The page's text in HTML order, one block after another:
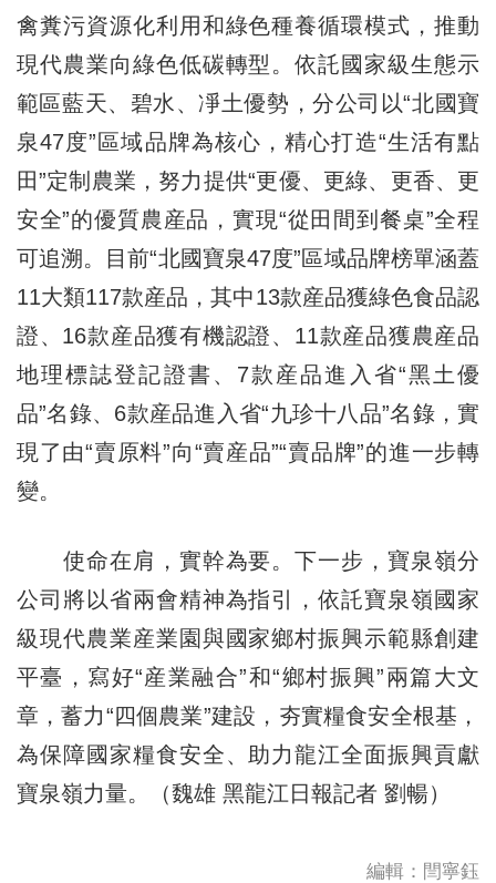
禽糞污資源化利用和綠色種養循環模式，推動
現代農業向綠色低碳轉型。依託國家級生態示
範區藍天、碧水、凈土優勢，分公司以“北國寶
泉47度”區域品牌為核心，精心打造“生活有點
田”定制農業，努力提供“更優、更綠、更香、更
安全”的優質農産品，實現“從田間到餐桌”全程
可追溯。目前“北國寶泉47度”區域品牌榜單涵蓋
11大類117款産品，其中13款産品獲綠色食品認
證、16款産品獲有機認證、11款産品獲農産品
地理標誌登記證書、7款産品進入省“黑土優
品”名錄、6款産品進入省“九珍十八品”名錄，實
現了由“賣原料”向“賣産品”“賣品牌”的進一步轉
變。
使命在肩，實幹為要。下一步，寶泉嶺分
公司將以省兩會精神為指引，依託寶泉嶺國家
級現代農業産業園與國家鄉村振興示範縣創建
平臺，寫好“産業融合”和“鄉村振興”兩篇大文
章，蓄力“四個農業”建設，夯實糧食安全根基，
為保障國家糧食安全、助力龍江全面振興貢獻
寶泉嶺力量。（魏雄 黑龍江日報記者 劉暢）
編輯：閆寧鈺